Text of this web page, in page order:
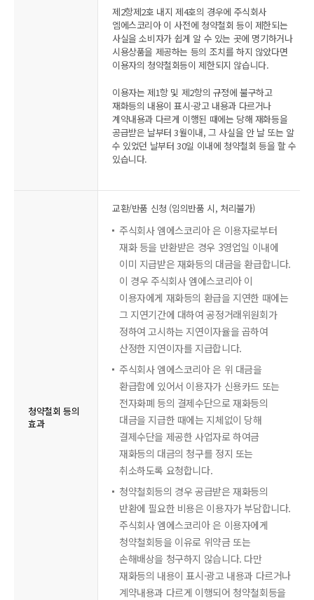
제2항제2호 내지 제4호의 경우에 주식회사
엠에스코리아 이 사전에 청약철회 등이 제한되는
사실을 소비자가 쉽게 알 수 있는 곳에 명기하거나
시용상품을 제공하는 등의 조치를 하지 않았다면
이용자의 청약철회등이 제한되지 않습니다.
이용자는 제1항 및 제2항의 규정에 불구하고
재화등의 내용이 표시·광고 내용과 다르거나
계약내용과 다르게 이행된 때에는 당해 재화등을
공급받은 날부터 3월이내, 그 사실을 안 날 또는 알
수 있었던 날부터 30일 이내에 청약철회 등을 할 수
있습니다.
청약철회 등의
효과
교환/반품 신청 (임의반품 시, 처리불가)
주식회사 엠에스코리아 은 이용자로부터
재화 등을 반환받은 경우 3영업일 이내에
이미 지급받은 재화등의 대금을 환급합니다.
이 경우 주식회사 엠에스코리아 이
이용자에게 재화등의 환급을 지연한 때에는
그 지연기간에 대하여 공정거래위원회가
정하여 고시하는 지연이자율을 곱하여
산정한 지연이자를 지급합니다.
주식회사 엠에스코리아 은 위 대금을
환급함에 있어서 이용자가 신용카드 또는
전자화폐 등의 결제수단으로 재화등의
대금을 지급한 때에는 지체없이 당해
결제수단을 제공한 사업자로 하여금
재화등의 대금의 청구를 정지 또는
취소하도록 요청합니다.
청약철회등의 경우 공급받은 재화등의
반환에 필요한 비용은 이용자가 부담합니다.
주식회사 엠에스코리아 은 이용자에게
청약철회등을 이유로 위약금 또는
손해배상을 청구하지 않습니다. 다만
재화등의 내용이 표시·광고 내용과 다르거나
계약내용과 다르게 이행되어 청약철회등을